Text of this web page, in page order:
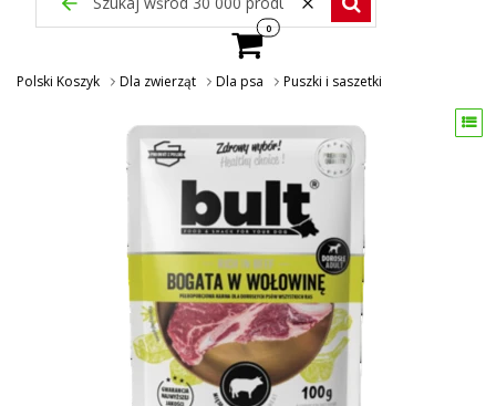
Zamknij wyszukiwarkę WyczyśćSzukaj wśród 30 000
Produkty w koszyku: 0. Zobacz
Polski Koszyk Dla zwierząt Dla psa Puszki i saszetki